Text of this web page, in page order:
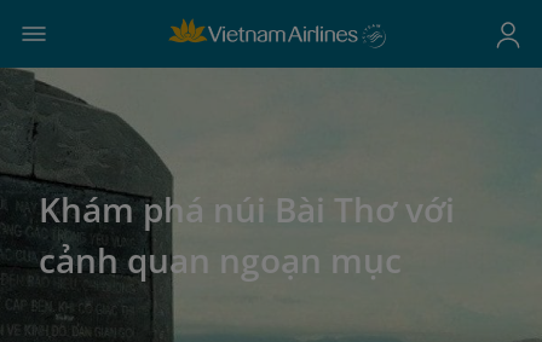
Khám phá núi Bài Thơ với
cảnh quan ngoạn mục